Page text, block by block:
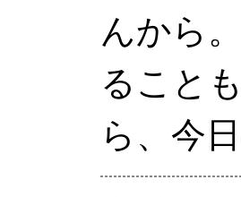
んから
ること
ら、今